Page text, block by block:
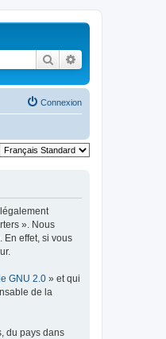
Rechercher
Connexion
». Nous
En effet, si vous
GNU 2.0 » et qui
de la
du pays dans